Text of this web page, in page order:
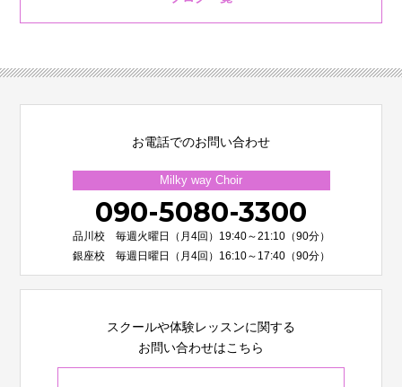
お電話でのお問い合わせ
Milky way Choir
090-5080-3300
品川校 毎週火曜日（月4回）19:40～21:10（90分）
銀座校 毎週日曜日（月4回）16:10～17:40（90分）
スクールや体験レッスンに関する
お問い合わせはこちら